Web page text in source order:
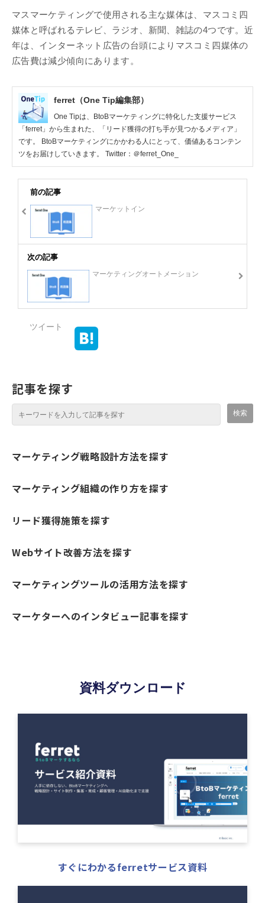
マスマーケティングで使用される主な媒体は、マスコミ四
媒体と呼ばれるテレビ、ラジオ、新聞、雑誌の4つです。近
年は、インターネット広告の台頭によりマスコミ四媒体の
広告費は減少傾向にあります。
ferret（One Tip編集部）
One Tipは、BtoBマーケティングに特化した支援サービス
「ferret」から生まれた、「リード獲得の打ち手が見つかるメディア」
です。 BtoBマーケティングにかかわる人にとって、価値あるコンテン
ツをお届けしていきます。 Twitter：＠ferret_One_
前の記事
マーケットイン
次の記事
マーケティングオートメーション
ツイート
記事を探す
マーケティング戦略設計方法を探す
マーケティング組織の作り方を探す
リード獲得施策を探す
Webサイト改善方法を探す
マーケティングツールの活用方法を探す
マーケターへのインタビュー記事を探す
資料ダウンロード
すぐにわかるferretサービス資料